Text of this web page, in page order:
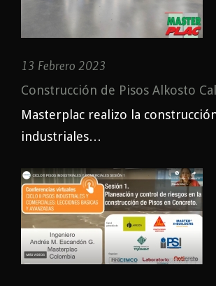
13 Febrero 2023
Construcción de Pisos Alkosto
Masterplac realizo la
industriales…